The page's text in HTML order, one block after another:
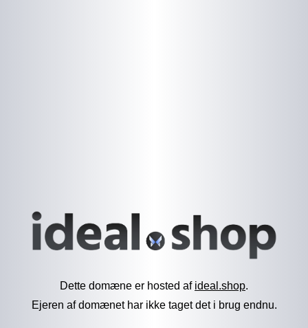
Dette domæne er hosted af ideal.shop.
Ejeren af domænet har ikke taget det i brug endnu.